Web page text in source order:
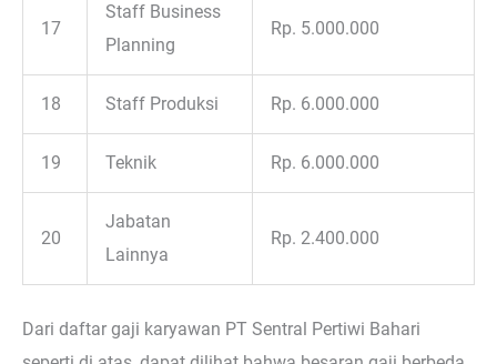
17
Staff Business
Planning
Rp. 5.000.000
18 Staff Produksi Rp. 6.000.000
19 Teknik Rp. 6.000.000
20
Jabatan
Lainnya
Rp. 2.400.000
Dari daftar gaji karyawan PT Sentral Pertiwi Bahari